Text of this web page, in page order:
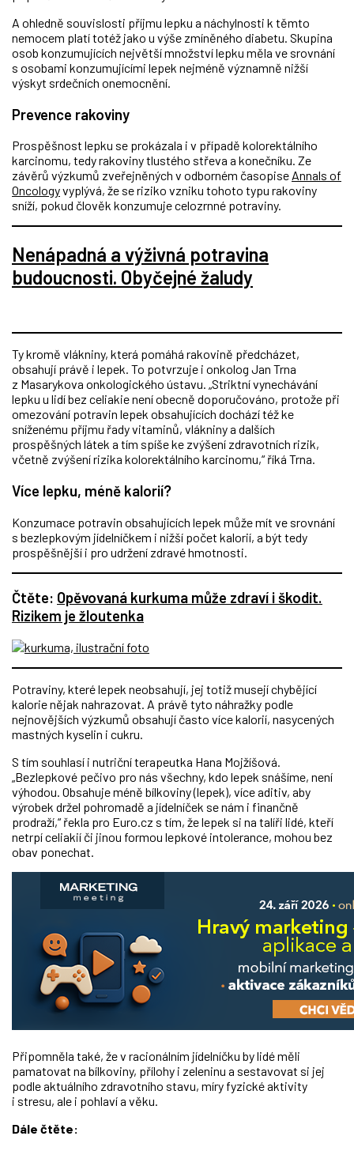
A ohledně souvislosti příjmu lepku a náchylnosti k těmto
nemocem platí totéž jako u výše zmíněného diabetu. Skupina
osob konzumujících největší množství lepku měla ve srovnání
s osobami konzumujícími lepek nejméně významně nižší
výskyt srdečních onemocnění.
Prevence rakoviny
Prospěšnost lepku se prokázala i v případě kolorektálního
karcinomu, tedy rakoviny tlustého střeva a konečníku. Ze
závěrů výzkumů zveřejněných v odborném časopise Annals of
Oncologyvyplývá, že se riziko vzniku tohoto typu rakoviny
sníží, pokud člověk konzumuje celozrnné potraviny.
Nenápadná a výživná potravina
budoucnosti. Obyčejné žaludy
Ty kromě vlákniny, která pomáhá rakovině předcházet,
obsahují právě i lepek. To potvrzuje i onkolog Jan Trna
z Masarykova onkologického ústavu. „Striktní vynechávání
lepku u lidí bez celiakie není obecně doporučováno, protože při
omezování potravin lepek obsahujících dochází též ke
sníženému příjmu řady vitaminů, vlákniny a dalších
prospěšných látek a tím spíše ke zvýšení zdravotních rizik,
včetně zvýšení rizika kolorektálního karcinomu,“ říká Trna.
Více lepku, méně kalorií?
Konzumace potravin obsahujících lepek může mít ve srovnání
s bezlepkovým jídelníčkem i nižší počet kalorií, a být tedy
prospěšnější i pro udržení zdravé hmotnosti.
Čtěte: Opěvovaná kurkuma může zdraví i škodit.
Rizikem je žloutenka
Potraviny, které lepek neobsahují, jej totiž musejí chybějící
kalorie nějak nahrazovat. A právě tyto náhražky podle
nejnovějších výzkumů obsahují často více kalorií, nasycených
mastných kyselin i cukru.
S tím souhlasí i nutriční terapeutka Hana Mojžíšová.
„Bezlepkové pečivo pro nás všechny, kdo lepek snášíme, není
výhodou. Obsahuje méně bílkoviny (lepek), více aditiv, aby
výrobek držel pohromadě a jídelníček se nám i finančně
prodraží,“ řekla pro Euro.cz s tím, že lepek si na talíři lidé, kteří
netrpí celiakií či jinou formou lepkové intolerance, mohou bez
obav ponechat.
Připomněla také, že v racionálním jídelníčku by lidé měli
pamatovat na bílkoviny, přílohy i zeleninu a sestavovat si jej
podle aktuálního zdravotního stavu, míry fyzické aktivity
i stresu, ale i pohlaví a věku.
Dále čtěte: